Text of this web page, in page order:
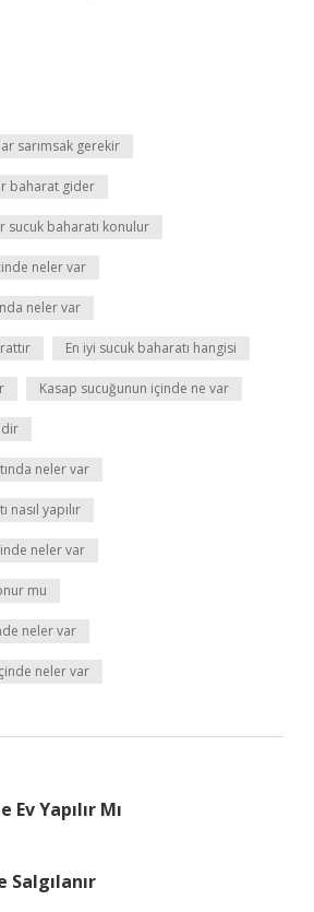
sarımsak gerekir
baharat gider
sucuk baharatı konulur
neler var
neler var
En iyi sucuk baharatı hangisi
Kasap sucuğunun içinde ne var
neler var
nasıl yapılır
neler var
mu
neler var
neler var
Ev Yapılır Mı
Salgılanır